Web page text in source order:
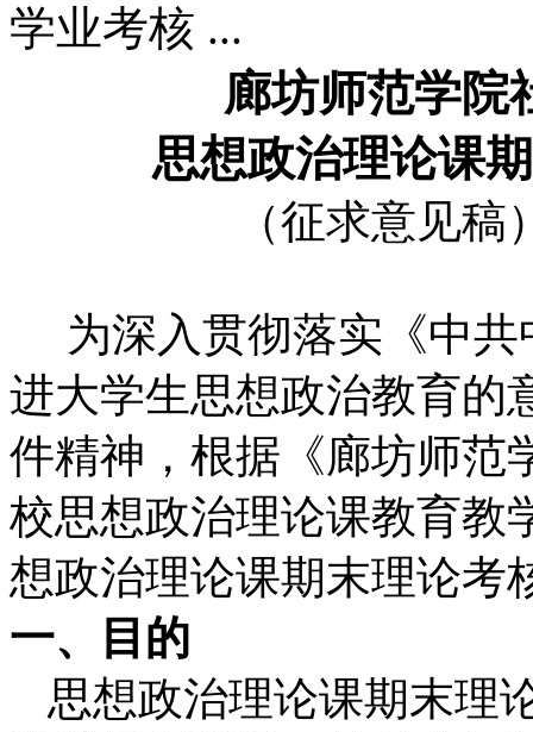
学业考核 ...
廊坊师范学院
思想政治理论课
（征求意见稿
为深入贯彻落实《中
进大学生思想政治教育的
件精神，根据《廊坊师范
校思想政治理论课教育教
想政治理论课期末理论考
一、目的
思想政治理论课期末理